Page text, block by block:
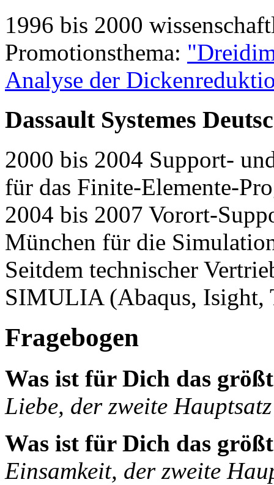
1996 bis 2000
Promotionsthema:
Analyse der
Dassault Systemes
2000 bis 2004 Support-
für das Finite-Elemente-
2004 bis 2007 Vorort-
München für die
Seitdem technischer
SIMULIA (Abaqus, Isight,
Fragebogen
Was ist für Dich das
Liebe, der zweite
Was ist für Dich das
Einsamkeit, der zweite